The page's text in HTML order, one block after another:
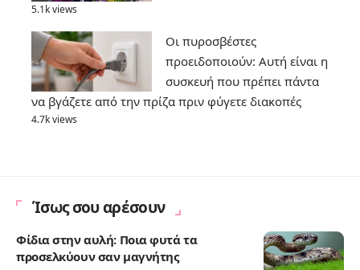
5.1k views
Οι πυροσβέστες
προειδοποιούν: Αυτή είναι η
συσκευή που πρέπει πάντα
να βγάζετε από την πρίζα πριν φύγετε διακοπές
4.7k views
Ίσως σου αρέσουν
Φίδια στην αυλή: Ποια φυτά τα
προσελκύουν σαν μαγνήτης